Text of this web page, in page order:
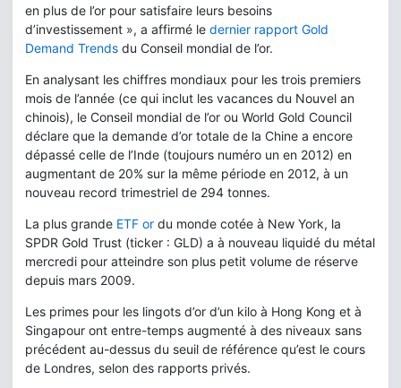
en plus de l’or pour satisfaire leurs besoins
d’investissement », a affirmé le dernier rapport Gold
Demand Trends du Conseil mondial de l’or.
En analysant les chiffres mondiaux pour les trois premiers
mois de l’année (ce qui inclut les vacances du Nouvel an
chinois), le Conseil mondial de l’or ou World Gold Council
déclare que la demande d’or totale de la Chine a encore
dépassé celle de l’Inde (toujours numéro un en 2012) en
augmentant de 20% sur la même période en 2012, à un
nouveau record trimestriel de 294 tonnes.
La plus grande ETF or du monde cotée à New York, la
SPDR Gold Trust (ticker : GLD) a à nouveau liquidé du métal
mercredi pour atteindre son plus petit volume de réserve
depuis mars 2009.
Les primes pour les lingots d’or d’un kilo à Hong Kong et à
Singapour ont entre-temps augmenté à des niveaux sans
précédent au-dessus du seuil de référence qu’est le cours
de Londres, selon des rapports privés.